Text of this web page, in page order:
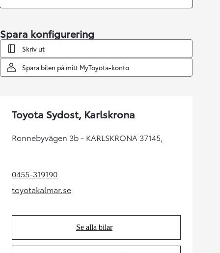
Spara konfigurering
Skriv ut
Spara bilen på mitt MyToyota-konto
Toyota Sydost, Karlskrona
Ronnebyvägen 3b - KARLSKRONA 37145,
0455-319190(Opens in new tab)
toyotakalmar.se(Opens in new tab)
Se alla bilar
(Opens in new tab)